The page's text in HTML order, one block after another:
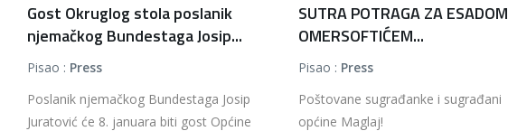
Gost Okruglog stola poslanik
njemačkog Bundestaga Josip...
Pisao : Press
Poslanik njemačkog Bundestaga Josip
Juratović će 8. januara biti gost Općine
SUTRA POTRAGA ZA ESADOM
OMERSOFTIĆEM...
Pisao : Press
Poštovane sugrađanke i sugrađani
općine Maglaj!